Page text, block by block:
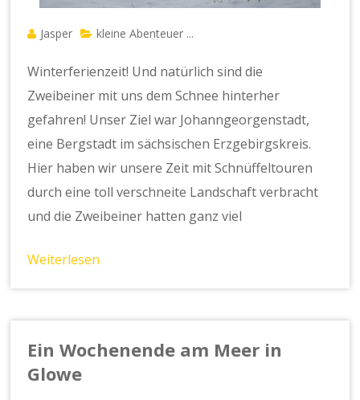
Jasper kleine Abenteuer ...
Winterferienzeit! Und natürlich sind die
Zweibeiner mit uns dem Schnee hinterher
gefahren! Unser Ziel war Johanngeorgenstadt,
eine Bergstadt im sächsischen Erzgebirgskreis.
Hier haben wir unsere Zeit mit Schnüffeltouren
durch eine toll verschneite Landschaft verbracht
und die Zweibeiner hatten ganz viel
Weiterlesen
Ein Wochenende am Meer in
Glowe